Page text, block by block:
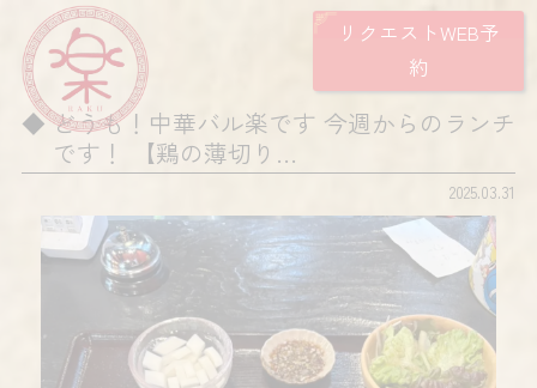
リクエストWEB予
約
どうも！中華バル楽です 今週からのランチ
です！ 【鶏の薄切り…
2025.03.31